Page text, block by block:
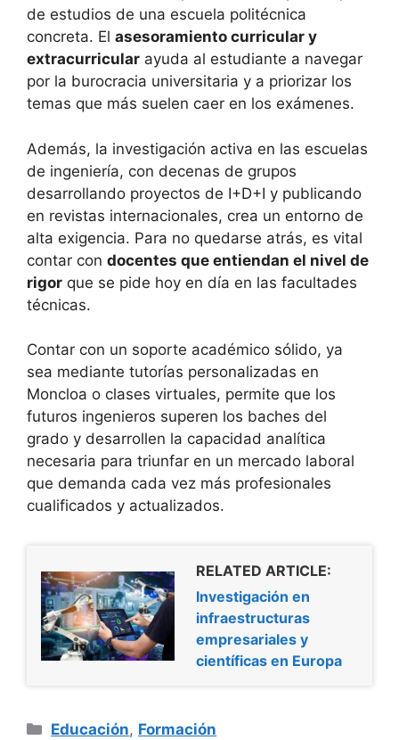
de estudios de una escuela politécnica
concreta. El asesoramiento curricular y
extracurricular ayuda al estudiante a navegar
por la burocracia universitaria y a priorizar los
temas que más suelen caer en los exámenes.
Además, la investigación activa en las escuelas
de ingeniería, con decenas de grupos
desarrollando proyectos de I+D+I y publicando
en revistas internacionales, crea un entorno de
alta exigencia. Para no quedarse atrás, es vital
contar con docentes que entiendan el nivel de
rigor que se pide hoy en día en las facultades
técnicas.
Contar con un soporte académico sólido, ya
sea mediante tutorías personalizadas en
Moncloa o clases virtuales, permite que los
futuros ingenieros superen los baches del
grado y desarrollen la capacidad analítica
necesaria para triunfar en un mercado laboral
que demanda cada vez más profesionales
cualificados y actualizados.
RELATED ARTICLE:
Investigación en
infraestructuras
empresariales y
científicas en Europa
Categorías
Educación, Formación